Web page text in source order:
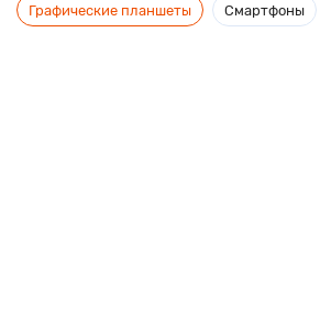
Фитнес-браслет Xanes 418BP 0.96"
Графические планшеты Смартфоны